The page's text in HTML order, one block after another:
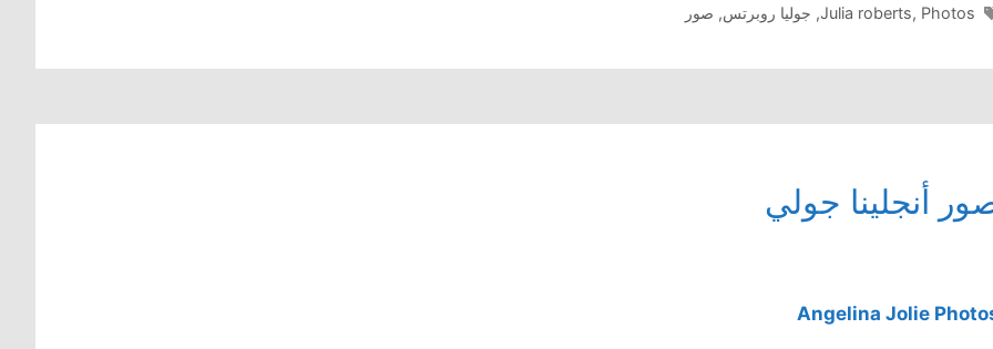
الوسوم
Julia roberts, Photos
, جوليا روبرتس, صور
أنجلينا جولي
Angelina Jolie